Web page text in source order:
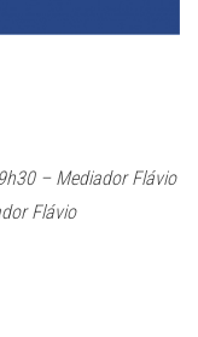
– Mediador Flávio
Flávio